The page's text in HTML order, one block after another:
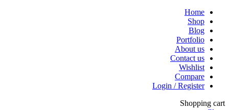
Home
Shop
Blog
Portfolio
About us
Contact us
Wishlist
Compare
Login / Register
Shopping cart